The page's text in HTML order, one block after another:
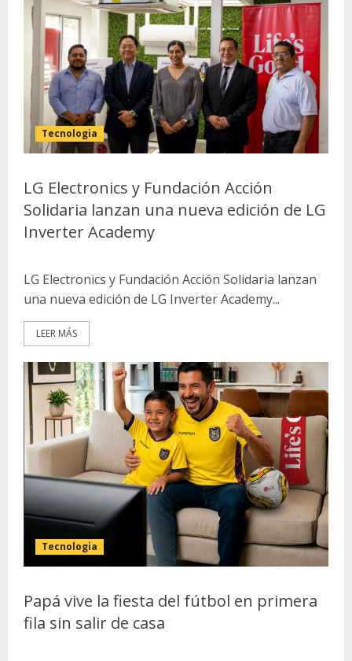
Tecnologia
LG Electronics y Fundación Acción
Solidaria lanzan una nueva edición de LG
Inverter Academy
LG Electronics y Fundación Acción Solidaria lanzan
una nueva edición de LG Inverter Academy...
LEER MÁS
Tecnologia
Papá vive la fiesta del fútbol en primera
fila sin salir de casa